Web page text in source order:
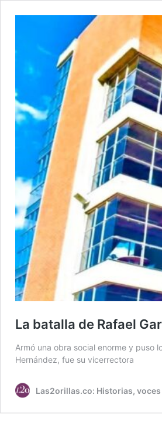
La batalla de Rafael
Armó una obra social enorme y puso
Hernández, fue su vicerrectora
Las2orillas.co: Historias,